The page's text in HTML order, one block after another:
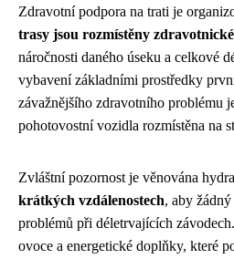
Zdravotní podpora na trati je
trasy jsou rozmístěny
náročnosti daného úseku a celkové
vybavení základními prostředky
závažnějšího zdravotního problému
pohotovostní vozidla rozmístěna na
Zvláštní pozornost je věnována
krátkých vzdálenostech, aby
problémů při déletrvajících
ovoce a energetické doplňky, které